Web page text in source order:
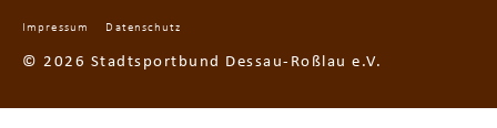
Impressum Datenschutz
© 2026 Stadtsportbund Dessau-Roßlau e.V.